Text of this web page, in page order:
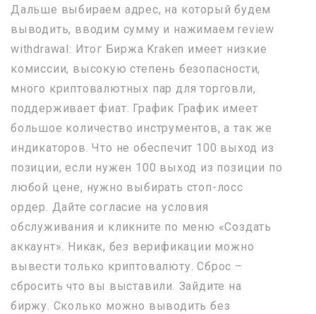
Дальше выбираем адрес, на который будем
выводить, вводим сумму и нажимаем review
withdrawal: Итог Биржа Kraken имеет низкие
комиссии, высокую степень безопасности,
много криптовалютных пар для торговли,
поддерживает фиат. График График имеет
большое количество инструментов, а так же
индикаторов. Что не обеспечит 100 выход из
позиции, если нужен 100 выход из позиции по
любой цене, нужно выбирать стоп-лосс
ордер. Дайте согласие на условия
обслуживания и кликните по меню «Создать
аккаунт». Никак, без верификации можно
вывести только криптовалюту. Сброс –
сбросить что вы выставили. Зайдите на
биржу. Сколько можно выводить без